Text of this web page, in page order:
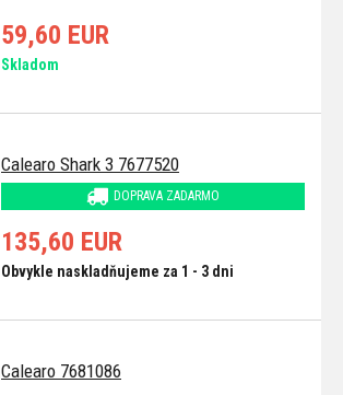
59,60 EUR
Skladom
Calearo Shark 3 7677520
DOPRAVA ZADARMO
135,60 EUR
Obvykle naskladňujeme za 1 - 3 dni
Calearo 7681086